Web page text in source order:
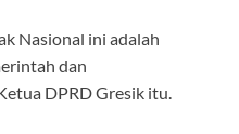
Nasional ini adalah
dan
DPRD Gresik itu.